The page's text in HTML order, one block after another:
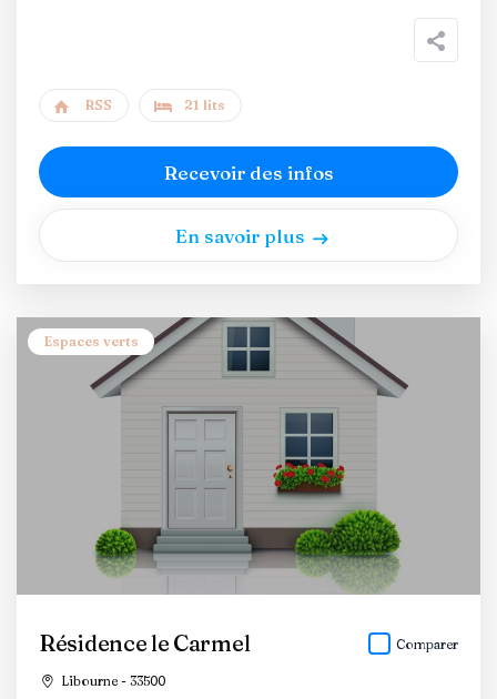
RSS 21 lits
Recevoir des infos
En savoir plus
Espaces verts
Résidence le Carmel
Libourne - 33500
Comparer